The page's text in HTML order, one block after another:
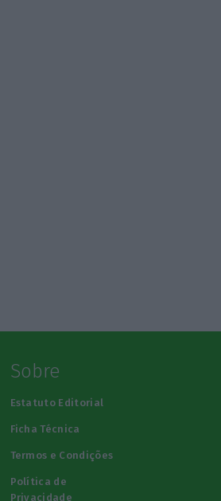
Sobre
Estatuto Editorial
Ficha Técnica
Termos e Condições
Política de
Privacidade